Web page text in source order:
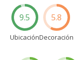
9.5
Ubicación
5.8
Decoración